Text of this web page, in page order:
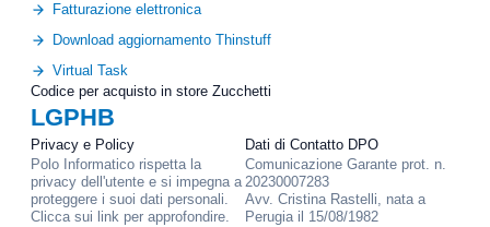
Fatturazione elettronica
Download aggiornamento Thinstuff
Virtual Task
Codice per acquisto in store Zucchetti
LGPHB
Privacy e Policy
Polo Informatico rispetta la
privacy dell'utente e si impegna a
proteggere i suoi dati personali.
Clicca sui link per approfondire.
Dati di Contatto DPO
Comunicazione Garante prot. n.
20230007283
Avv. Cristina Rastelli, nata a
Perugia il 15/08/1982